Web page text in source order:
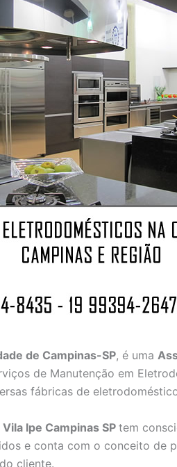
de Campinas-SP, é uma
de Manutenção em
fábricas de
Ipe Campinas SP tem
e conta com o conceito de
cliente.